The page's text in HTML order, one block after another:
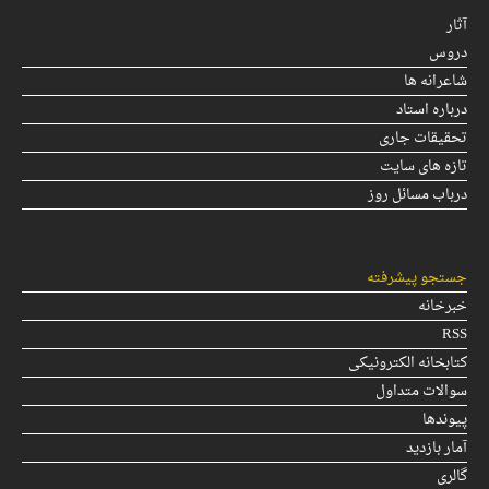
آثار
دروس
شاعرانه ها
درباره استاد
تحقیقات جاری
تازه های سایت
درباب مسائل روز
جستجو پیشرفته
خبرخانه
RSS
کتابخانه الکترونیکی
سوالات متداول
پیوندها
آمار بازدید
گالری